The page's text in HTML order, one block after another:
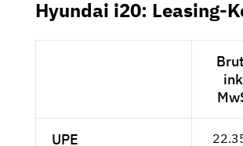
Hyundai i20: Leasing-
UPE